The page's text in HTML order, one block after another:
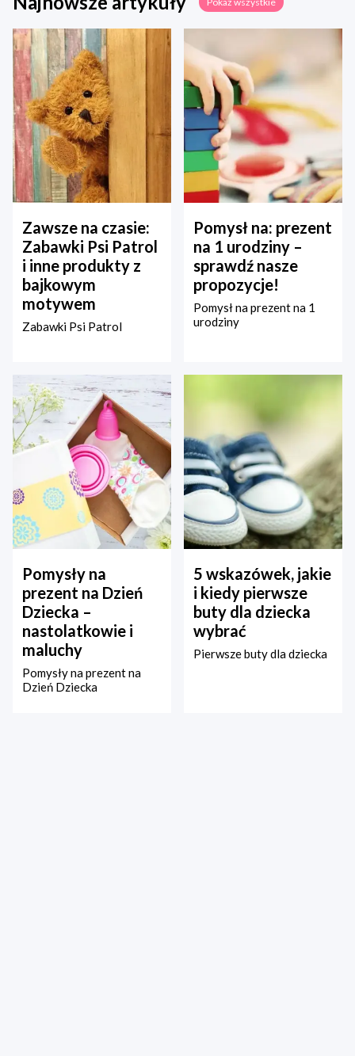
Zawsze na czasie:
Zabawki Psi Patrol
i inne produkty z
bajkowym
motywem
Zabawki Psi Patrol
Pomysł na: prezent
na 1 urodziny –
sprawdź nasze
propozycje!
Pomysł na prezent na 1
urodziny
Pomysły na
prezent na Dzień
Dziecka –
nastolatkowie i
maluchy
Pomysły na prezent na
Dzień Dziecka
5 wskazówek, jakie
i kiedy pierwsze
buty dla dziecka
wybrać
Pierwsze buty dla dziecka